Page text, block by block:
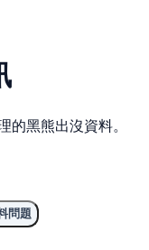
黑熊出沒資料。
問題